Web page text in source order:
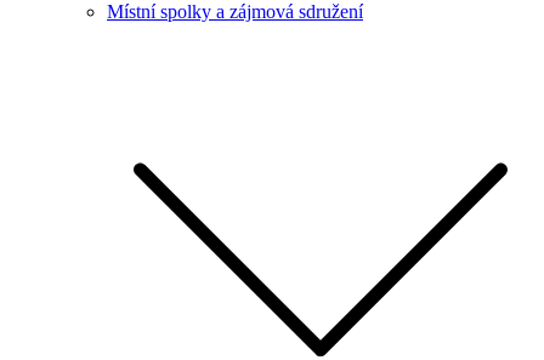
Místní spolky a zájmová sdružení